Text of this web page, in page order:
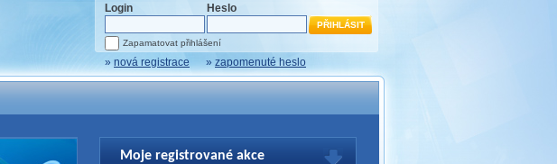
Login Heslo
Zapamatovat přihlášení
» nová registrace » zapomenuté heslo
Moje registrované akce